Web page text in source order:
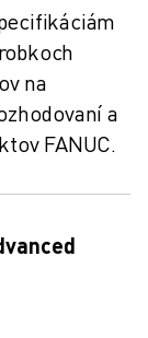
na
a
FANUC.